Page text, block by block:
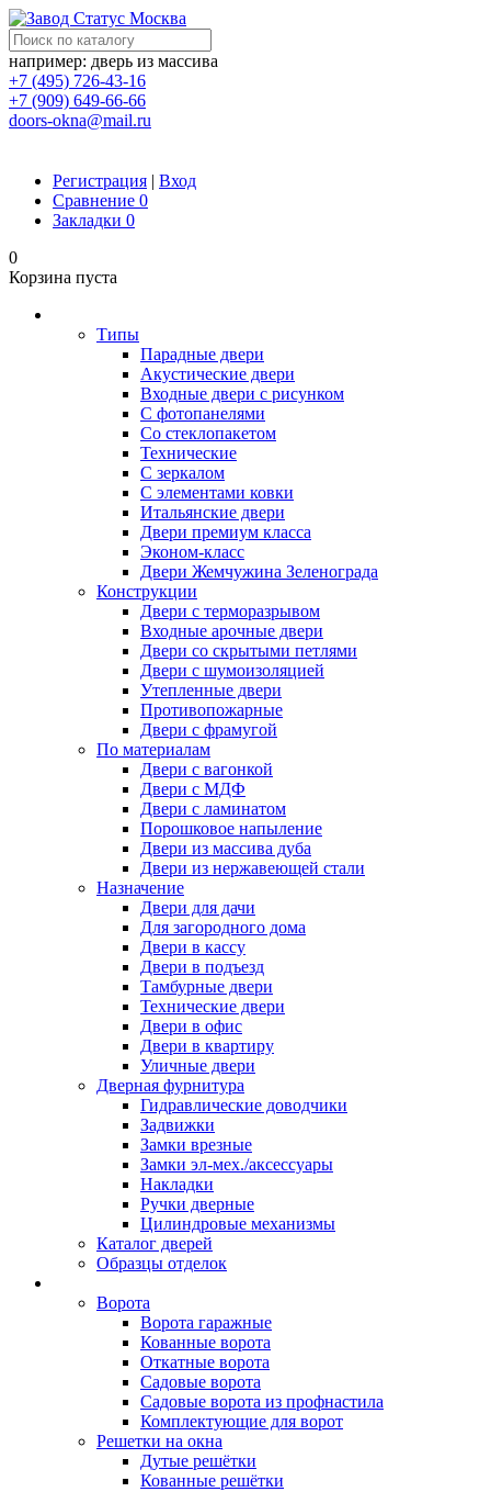
например: дверь из массива
+7 (495) 726-43-16
+7 (909) 649-66-66
doors-okna@mail.ru
Регистрация | Вход
Сравнение 0
Закладки 0
0
Корзина пуста
Типы
Парадные двери
Акустические двери
Входные двери с рисунком
С фотопанелями
Со стеклопакетом
Технические
С зеркалом
С элементами ковки
Итальянские двери
Двери премиум класса
Эконом-класс
Двери Жемчужина Зеленограда
Конструкции
Двери с терморазрывом
Входные арочные двери
Двери со скрытыми петлями
Двери с шумоизоляцией
Утепленные двери
Противопожарные
Двери с фрамугой
По материалам
Двери с вагонкой
Двери с МДФ
Двери с ламинатом
Порошковое напыление
Двери из массива дуба
Двери из нержавеющей стали
Назначение
Двери для дачи
Для загородного дома
Двери в кассу
Двери в подъезд
Тамбурные двери
Технические двери
Двери в офис
Двери в квартиру
Уличные двери
Дверная фурнитура
Гидравлические доводчики
Задвижки
Замки врезные
Замки эл-мех./аксессуары
Накладки
Ручки дверные
Цилиндровые механизмы
Каталог дверей
Образцы отделок
Ворота
Ворота гаражные
Кованные ворота
Откатные ворота
Садовые ворота
Садовые ворота из профнастила
Комплектующие для ворот
Решетки на окна
Дутые решётки
Кованные решётки